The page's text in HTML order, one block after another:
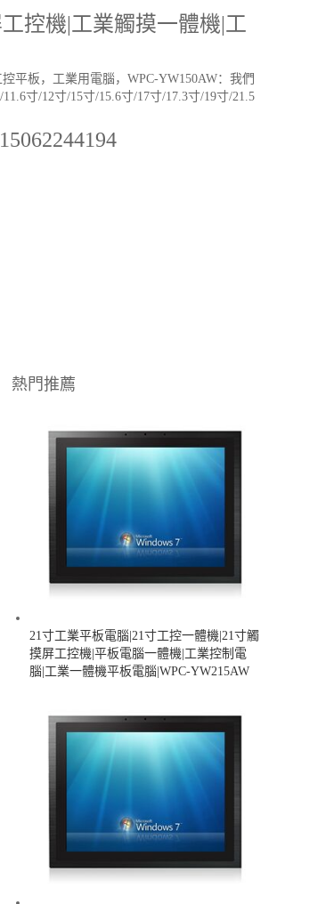
控機|工業觸摸一體機|工
平板，工業用電腦，WPC-YW150AW：我們
寸/12寸/15寸/15.6寸/17寸/17.3寸/19寸/21.5
熱門推薦
21寸工業平板電腦|21寸工控一體機|21寸觸
摸屏工控機|平板電腦一體機|工業控制電
腦|工業一體機平板電腦|WPC-YW215AW